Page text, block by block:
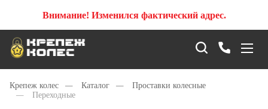
Внимание! Изменился фактический адрес.
Крепеж колес — Каталог —
Проставки колесные
—
Переходные